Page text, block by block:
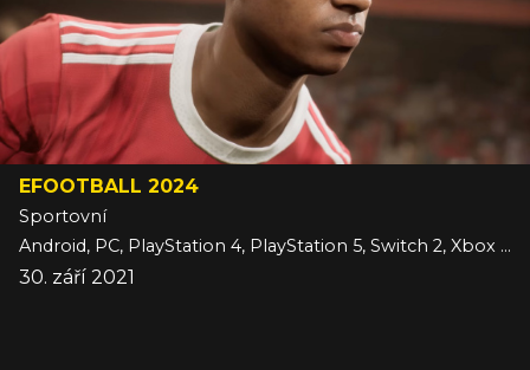
EFOOTBALL 2024
Sportovní
Android, PC, PlayStation 4, PlayStation 5, Switch 2, Xbox One, Xbox Series, iOS
30. září 2021